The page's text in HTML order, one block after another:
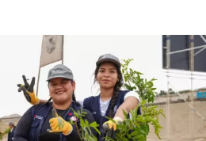
que marcan la diferencia